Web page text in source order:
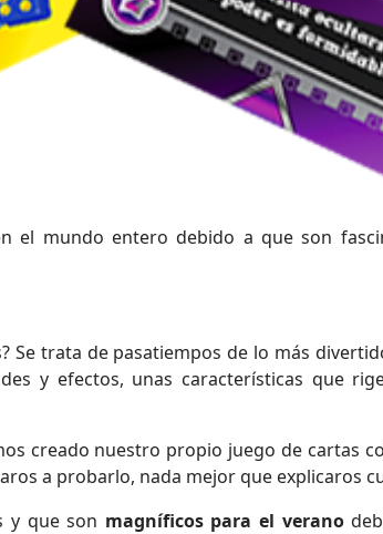
el mundo entero debido a que son
Se trata de pasatiempos de lo más
y efectos, unas características que
creado nuestro propio juego de cartas
a probarlo, nada mejor que explicaros
y que son magníficos para el verano